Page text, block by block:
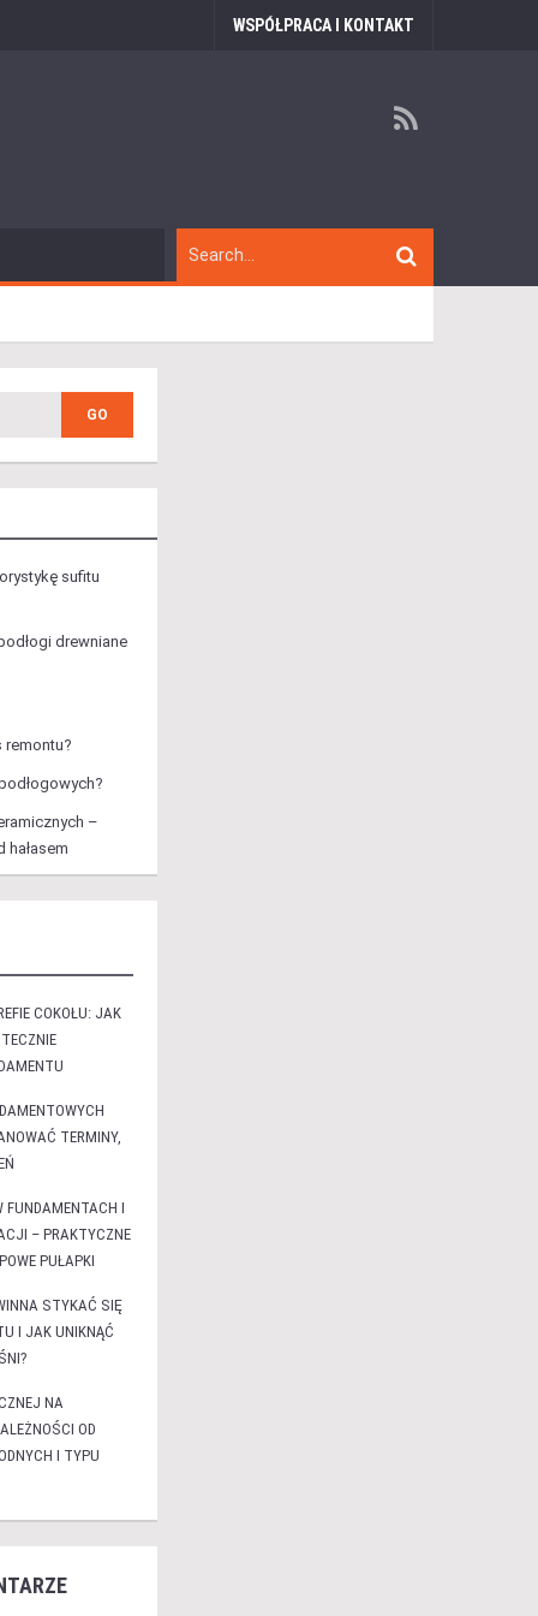
WSPÓŁPRACA I KONTAKT
sufitu
drewniane
–
hałasem
COKOŁU: JAK
TERMINY,
FUNDAMENTACH I
– PRAKTYCZNE
PUŁAPKI
STYKAĆ SIĘ
I JAK UNIKNĄĆ
NA
OD
I TYPU